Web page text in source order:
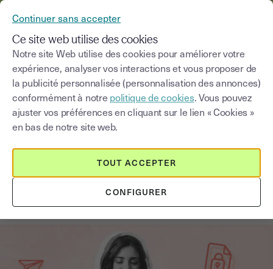
Blog
Choisir une catégorie Saisissez un terme
Signature électronique par SMS :
Comment faire ?
Continuer sans accepter
Ce site web utilise des cookies
Notre site Web utilise des cookies pour améliorer votre
expérience, analyser vos interactions et vous proposer de
la publicité personnalisée (personnalisation des annonces)
conformément à notre politique de cookies. Vous pouvez
ajuster vos préférences en cliquant sur le lien « Cookies »
en bas de notre site web.
CONFIGURER
TOUT ACCEPTER